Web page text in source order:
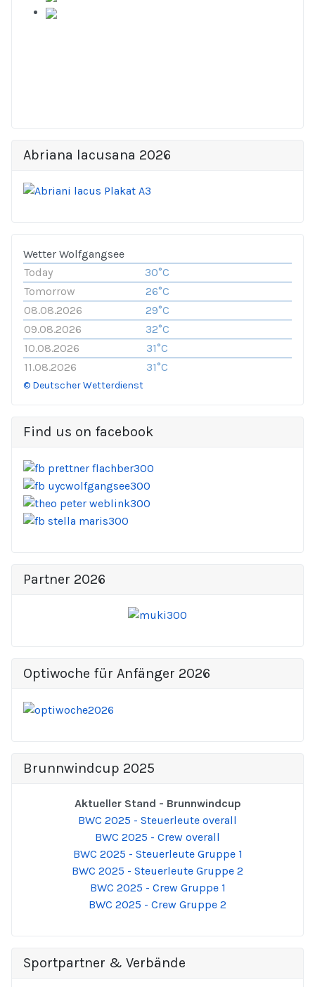
Abriana lacusana 2026
Wetter Wolfgangsee
Today
30°C
Tomorrow
26°C
08.08.2026
29°C
09.08.2026
32°C
10.08.2026
31°C
11.08.2026
31°C
© Deutscher Wetterdienst
Find us on facebook
Partner 2026
Optiwoche für Anfänger 2026
Brunnwindcup 2025
Aktueller Stand - Brunnwindcup
BWC 2025 - Steuerleute overall
BWC 2025 - Crew overall
BWC 2025 - Steuerleute Gruppe 1
BWC 2025 - Steuerleute Gruppe 2
BWC 2025 - Crew Gruppe 1
BWC 2025 - Crew Gruppe 2
Sportpartner & Verbände